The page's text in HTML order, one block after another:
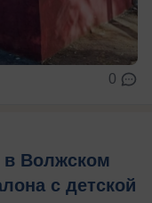
0
в Волжском
с детской